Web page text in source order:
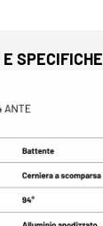
SPECIFICHE